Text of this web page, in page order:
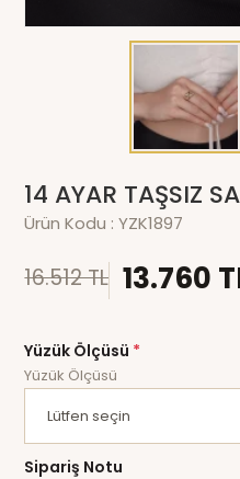
14 AYAR TAŞSIZ
Ürün Kodu :YZK1897
16.512 TL 13.760
Yüzük Ölçüsü *
Yüzük Ölçüsü
Sipariş Notu